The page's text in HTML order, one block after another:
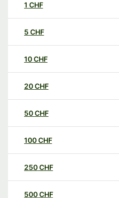
1 CHF
5 CHF
10CHF
20CHF
50CHF
100CHF
250CHF
500CHF